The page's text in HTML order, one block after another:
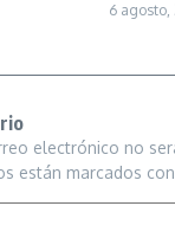
6 agosto,
electrónico no
están marcados con